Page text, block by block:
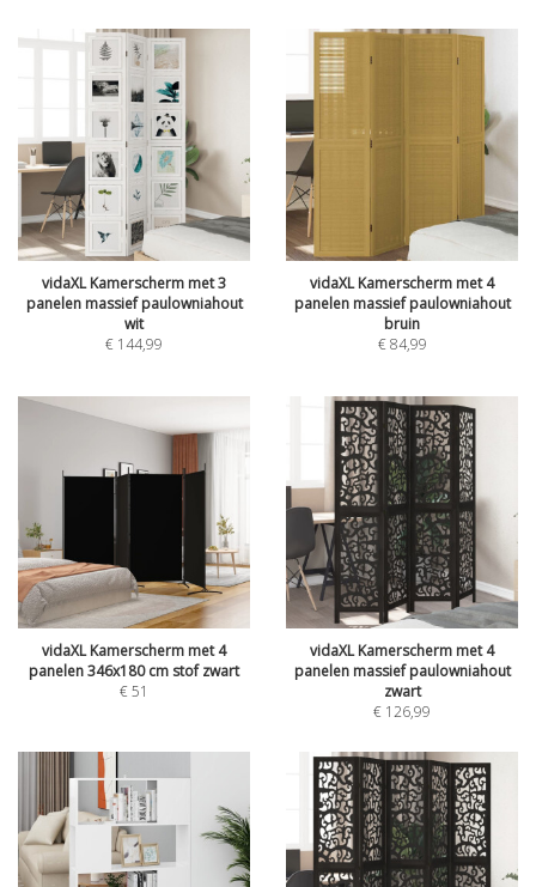
vidaXL Kamerscherm met 3
panelen massief paulowniahout
wit
€ 144,99
vidaXL Kamerscherm met 4
panelen massief paulowniahout
bruin
€84,99
vidaXL Kamerscherm met 4
panelen 346x180 cm stof zwart
€51
vidaXL Kamerscherm met 4
panelen massief paulowniahout
zwart
€ 126,99